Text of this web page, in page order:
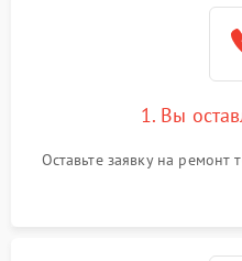
1. Вы
Оставьте заявку на ремонт